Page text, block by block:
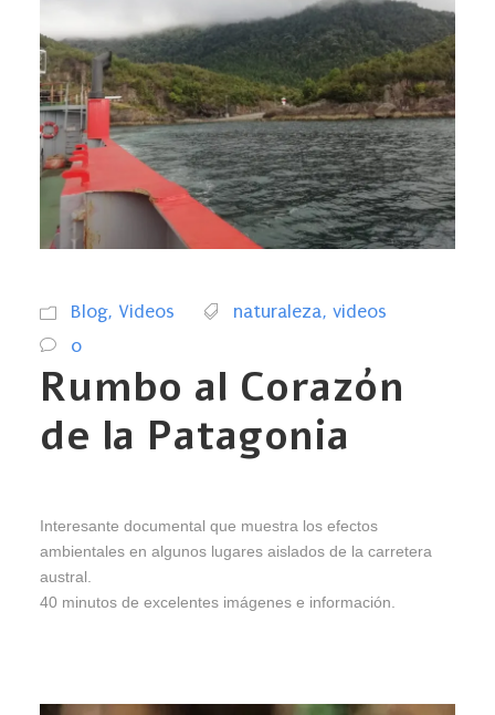
Blog, Videos naturaleza, videos
0
Rumbo al Corazón
de la Patagonia
Interesante documental que muestra los efectos
ambientales en algunos lugares aislados de la carretera
austral.
40 minutos de excelentes imágenes e información.